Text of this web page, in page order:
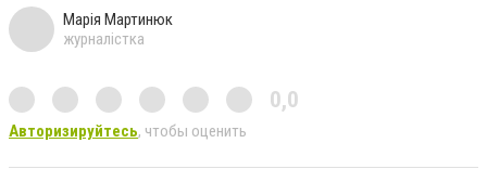
Марія Мартинюк
журналістка
0,0
Авторизируйтесь, чтобы оценить